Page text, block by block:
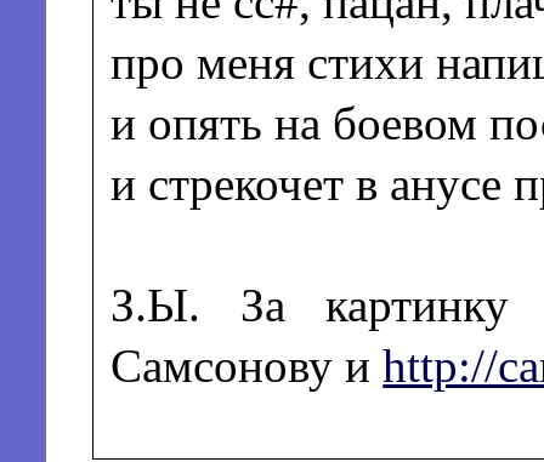
про меня стихи
и опять на боевом
и стрекочет в анусе
З.Ы. За картинку
Самсонову иhttp://